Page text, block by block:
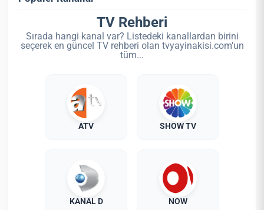
TV Rehberi
Sırada hangi kanal var? Listedeki kanallardan birini
seçerek en güncel TV rehberi olan tvyayinakisi.com'un
tüm...
ATV SHOW TV
KANAL D NOW